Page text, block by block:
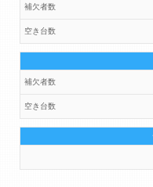
補欠者数
空き台数
補欠者数
空き台数